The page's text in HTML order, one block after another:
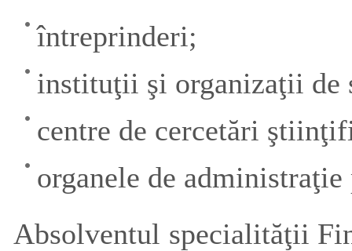
întreprinderi;
instituţii şi organizaţii de
centre de cercetări
organele de
Absolventul specialităţii